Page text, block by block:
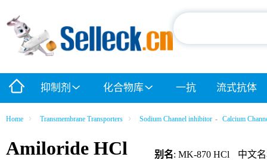
抑制剂 化合物库 一抗 流式抗体
Home Transmembrane Transporters Sodium Channel inhibitor - Calcium
Amiloride HCl 别名: MK-870 HCl 中文